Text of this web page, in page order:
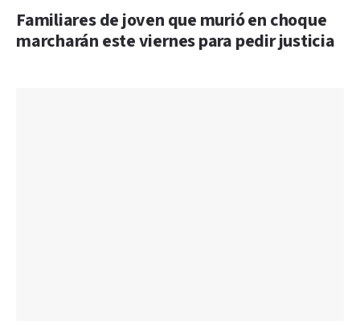
Familiares de joven que murió en choque
marcharán este viernes para pedir justicia